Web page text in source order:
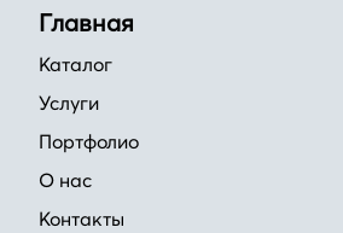
Главная
Каталог
Услуги
Портфолио
О нас
Контакты